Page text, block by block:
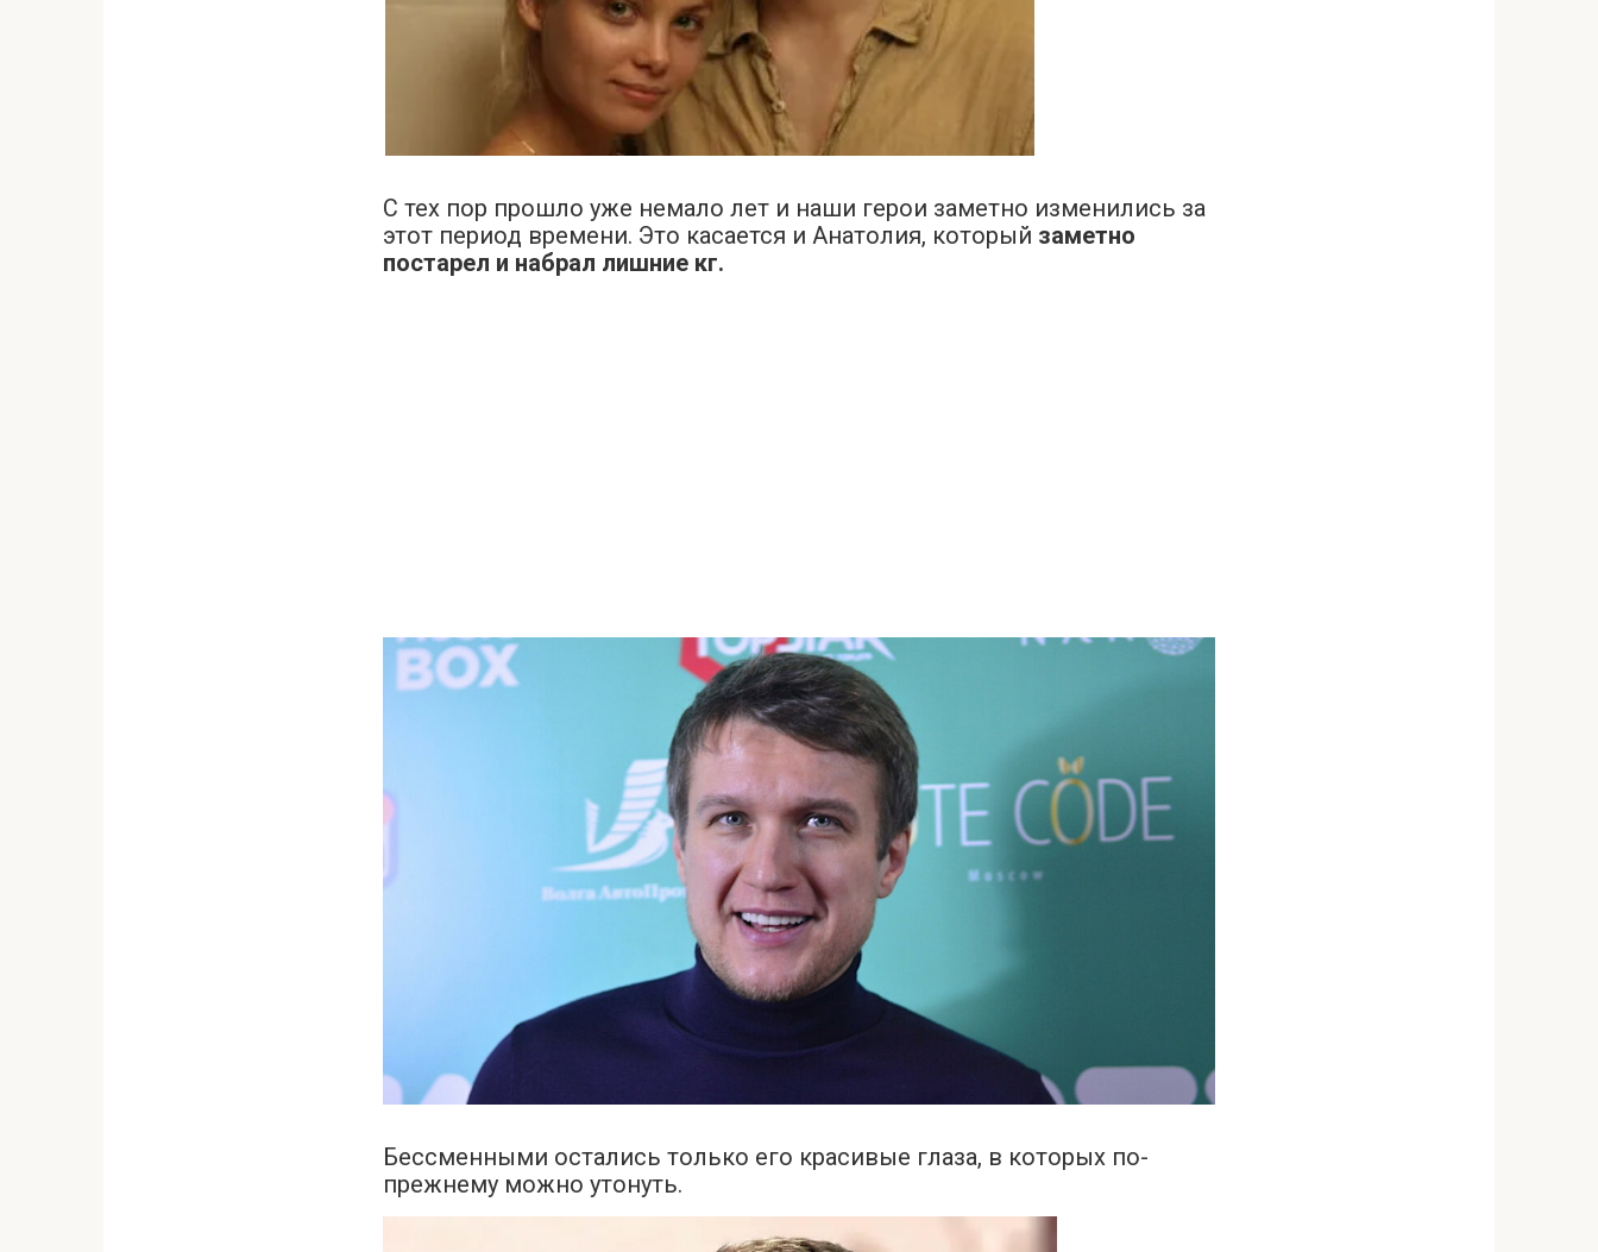
С тех пор прошло уже немало лет и наши герои заметно изменились за
этот период времени. Это касается и Анатолия, который заметно
постарел и набрал лишние кг.
Бессменными остались только его красивые глаза, в которых по-
прежнему можно утонуть.